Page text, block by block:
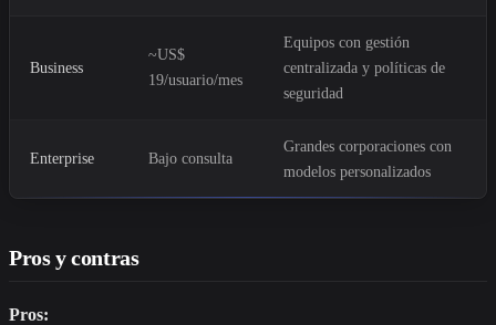
Business
~US$
19/usuario/mes
Equipos con gestión
centralizada y políticas de
seguridad
Enterprise Bajo consulta
Grandes corporaciones con
modelos personalizados
Pros y contras
Pros: